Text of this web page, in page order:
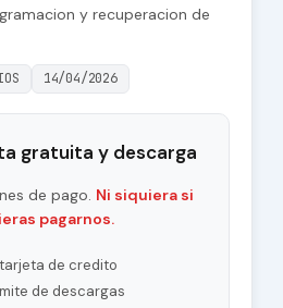
y recuperacion de
14/04/2026
gratuita y descarga
de pago. Ni siquiera si
pagarnos.
de credito
de descargas